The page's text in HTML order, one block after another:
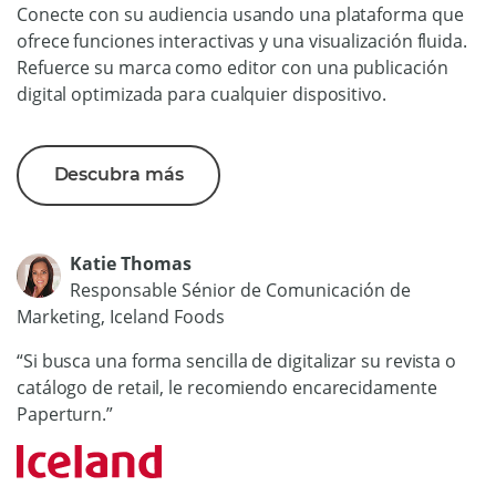
Conecte con su audiencia usando una plataforma que
ofrece funciones interactivas y una visualización fluida.
Refuerce su marca como editor con una publicación
digital optimizada para cualquier dispositivo.
Descubra más
Katie Thomas
Responsable Sénior de Comunicación de
Marketing, Iceland Foods
“Si busca una forma sencilla de digitalizar su revista o
catálogo de retail, le recomiendo encarecidamente
Paperturn.”